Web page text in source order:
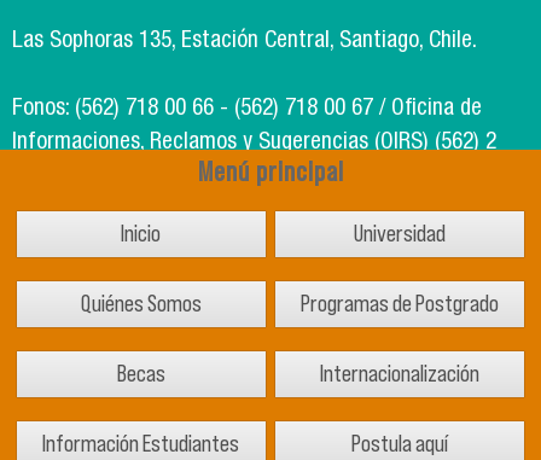
Menú principal
Inicio Universidad
Quiénes Somos Programas de Postgrado
Becas Internacionalización
Información Estudiantes Postula aquí
Las Sophoras 135, Estación Central, Santiago, Chile.
Fonos: (562) 718 00 66 - (562) 718 00 67 / Oficina de
Informaciones, Reclamos y Sugerencias (OIRS) (562) 2
Soporte Informático Segic: (562) 718 02 25